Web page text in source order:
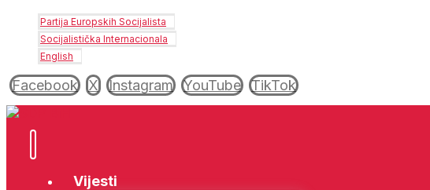
Partija Europskih Socijalista
Socijalistička Internacionala
English
Facebook X Instagram YouTube TikTok
Vijesti